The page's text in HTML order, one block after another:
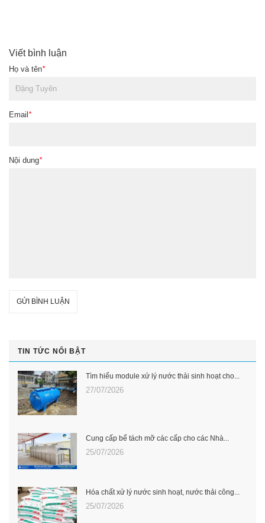
Viết bình luận
Họ và tên*
Email *
Nội dung*
GỬI BÌNH LUẬN
TIN TỨC NỔI BẬT
Tìm hiểu module xử lý nước thải sinh hoạt cho...
27/07/2026
Cung cấp bể tách mỡ các cấp cho các Nhà...
25/07/2026
Hóa chất xử lý nước sinh hoạt, nước thải công...
25/07/2026